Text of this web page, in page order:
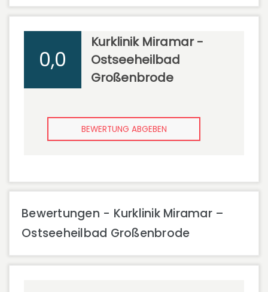
0,0
Kurklinik Miramar -
Ostseeheilbad
Großenbrode
BEWERTUNG ABGEBEN
Bewertungen - Kurklinik Miramar –
Ostseeheilbad Großenbrode